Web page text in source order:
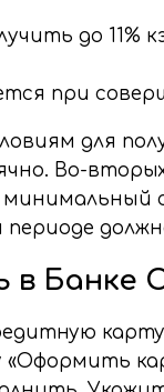
до 11%
при
для
Во-
в